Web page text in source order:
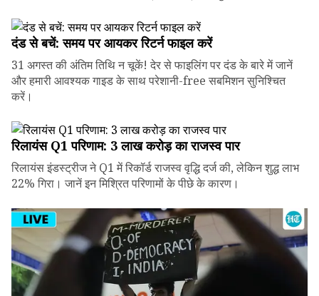
दंड से बचें: समय पर आयकर रिटर्न फाइल करें
31 अगस्त की अंतिम तिथि न चूकें! देर से फाइलिंग पर दंड के बारे में जानें
और हमारी आवश्यक गाइड के साथ परेशानी-free सबमिशन सुनिश्चित
करें।
रिलायंस Q1 परिणाम: ₹3 लाख करोड़ का राजस्व पार
रिलायंस इंडस्ट्रीज ने Q1 में रिकॉर्ड राजस्व वृद्धि दर्ज की, लेकिन शुद्ध लाभ
22% गिरा। जानें इन मिश्रित परिणामों के पीछे के कारण।